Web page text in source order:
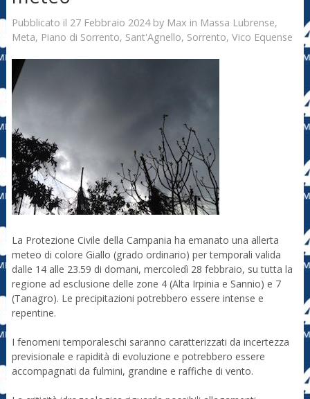
Pubblicato il 27 Febbraio 2024by Max in Massa Lubrense,
Meta, Piano di Sorrento, Sant'Agnello, Sorrento, Vico Equense
La Protezione Civile della Campania ha emanato una allerta
meteo di colore Giallo (grado ordinario) per temporali valida
dalle 14 alle 23.59 di domani, mercoledì 28 febbraio, su tutta la
regione ad esclusione delle zone 4 (Alta Irpinia e Sannio) e 7
(Tanagro). Le precipitazioni potrebbero essere intense e
repentine.
I fenomeni temporaleschi saranno caratterizzati da incertezza
previsionale e rapidità di evoluzione e potrebbero essere
accompagnati da fulmini, grandine e raffiche di vento.